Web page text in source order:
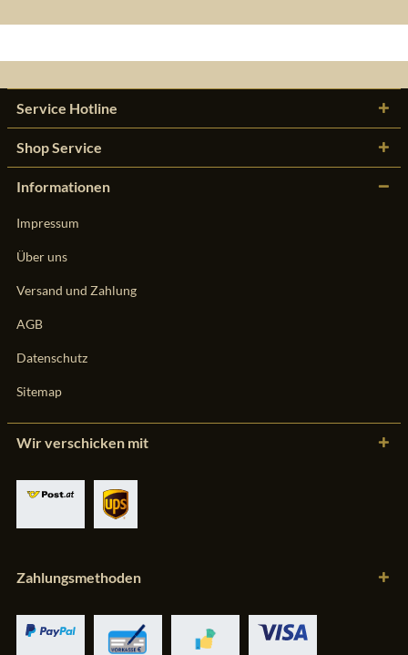
Service Hotline
Shop Service
Informationen
Impressum
Über uns
Versand und Zahlung
AGB
Datenschutz
Sitemap
Wir verschicken mit
Zahlungsmethoden